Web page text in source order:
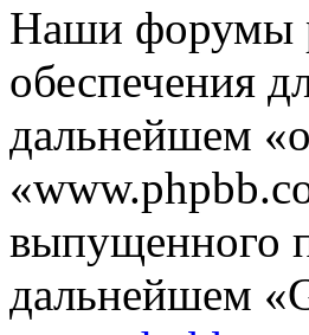
Наши форумы
обеспечения
дальнейшем
выпущенного
дальнейшем